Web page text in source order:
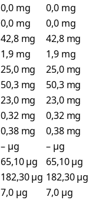
0,0 mg
0,0 mg
0,0 mg
0,0 mg
42,8 mg
42,8 mg
1,9 mg
1,9 mg
25,0 mg
25,0 mg
50,3 mg
50,3 mg
23,0 mg
23,0 mg
0,32 mg
0,32 mg
0,38 mg
0,38 mg
– µg
– µg
65,10 µg
65,10 µg
182,30 µg 182,30 µg
7,0 µg
7,0 µg